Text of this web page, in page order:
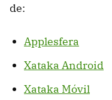
de:
Applesfera
Xataka Android
Xataka Móvil